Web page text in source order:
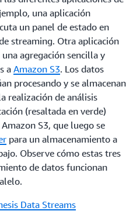
una aplicación
un panel de estado en
streaming. Otra aplicación
agregación sencilla y
a Amazon S3. Los datos
procesando y se almacenan
realización de análisis
(resaltada en verde)
S3, que luego se
para un almacenamiento a
Observe cómo estas tres
de datos funcionan
Data Streams